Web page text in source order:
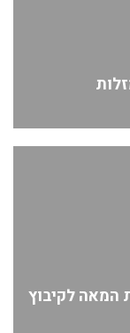
המאה לקיבוץ